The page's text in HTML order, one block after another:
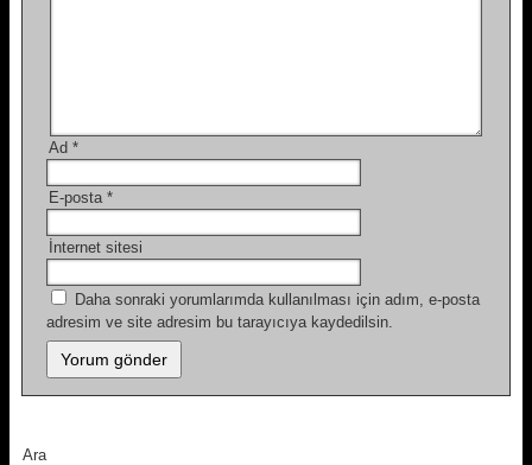
Ad *
E-posta *
İnternet sitesi
Daha sonraki yorumlarımda kullanılması için adım, e-posta
adresim ve site adresim bu tarayıcıya kaydedilsin.
Ara